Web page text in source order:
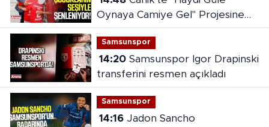
Oynaya Camiye Gel" Projesine
yoğun ilgi
Samsunspor
14:20Samsunspor Igor Drapinski
transferini resmen açıkladı
Samsunspor
14:16Jadon Sancho